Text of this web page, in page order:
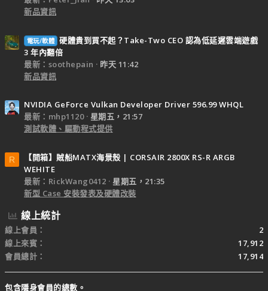
新品資訊
電玩/軟體 硬體貴到買不起？Take-Two CEO 認為低延遲雲端遊戲
3 年內翻倍
最新：soothepain
昨天 11:42
新品資訊
NVIDIA GeForce Vulkan Developer Driver 596.99 WHQL
最新：mhp1120
星期五，21:57
測試軟體、驅動程式提供
R
【開箱】賊船MATX海景殼 | CORSAIR 2800X RS-R ARGB
WEHITE
最新：RickWang0412
星期五，21:35
新型 Case 安裝發表及硬體改裝
線上統計
線上會員
2
線上來賓
17,912
會員總計
17,914
包含隱身會員的總數。